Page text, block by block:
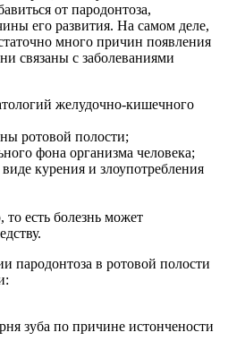
от пародонтоза,
его развития. На самом деле,
много причин появления
связаны с заболеваниями
желудочно-кишечного
ротовой полости;
фона организма человека;
курения и злоупотребления
то есть болезнь может
пародонтоза в ротовой полости
зуба по причине истончености